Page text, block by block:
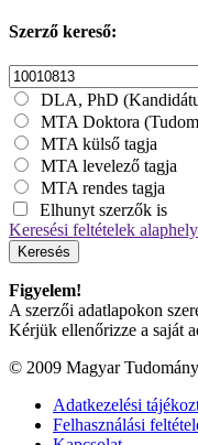
Szerző kereső:
DLA, PhD
MTA Doktora
MTA külső tagja
MTA levelező tagja
MTA rendes tagja
Elhunyt szerzők is
Keresési feltételek
Keresés
Figyelem!
A szerzői adatlapokon
Kérjük ellenőrizze a saját
© 2009 Magyar
Adatkezelési
Felhasználási